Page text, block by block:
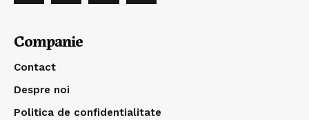
Companie
Contact
Despre noi
Politica de confidentialitate